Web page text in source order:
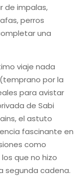
de impalas,
perros
una
viaje nada
por la
para avistar
de Sabi
el astuto
fascinante en
como
que no hizo
segunda cadena.